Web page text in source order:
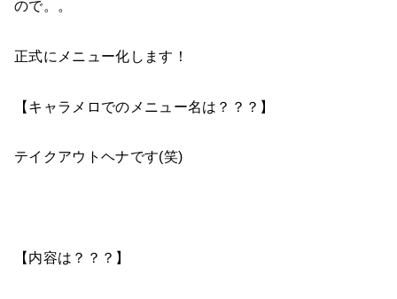
ので。。
正式にメニュー化します！
【キャラメロでのメニュー名は？？？】
テイクアウトヘナです(笑)
【内容は？？？】